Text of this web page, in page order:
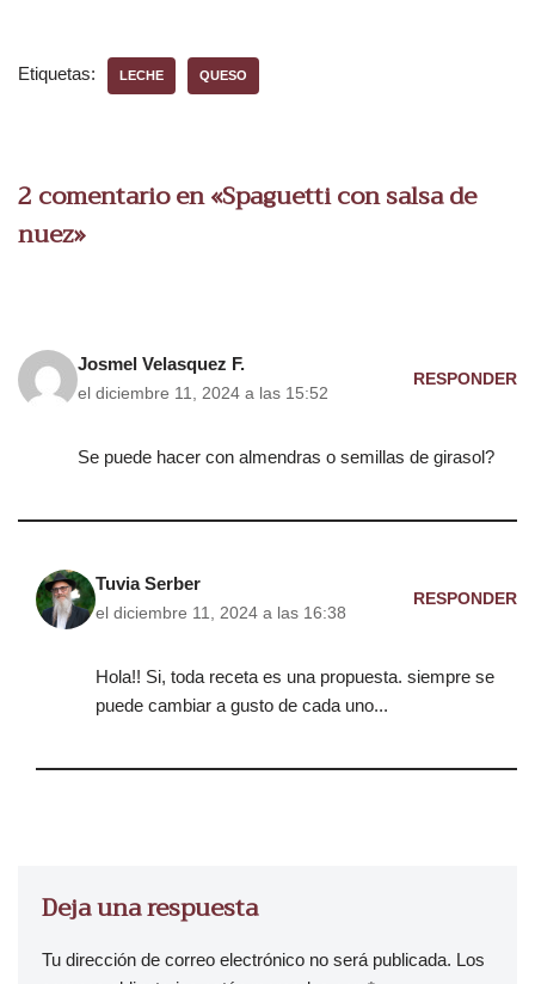
Etiquetas: LECHE QUESO
2 comentario en «Spaguetti con salsa de
nuez»
Josmel Velasquez F.
el diciembre 11, 2024 a las 15:52
RESPONDER
Se puede hacer con almendras o semillas de girasol?
Tuvia Serber
el diciembre 11, 2024 a las 16:38
RESPONDER
Hola!! Si, toda receta es una propuesta. siempre se
puede cambiar a gusto de cada uno...
Deja una respuesta
Tu dirección de correo electrónico no será publicada. Los